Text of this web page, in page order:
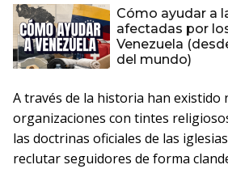
Cómo ayudar a
afectadas por
Venezuela
del mundo)
A través de la historia han existido
organizaciones con tintes
las doctrinas oficiales de las
reclutar seguidores de forma